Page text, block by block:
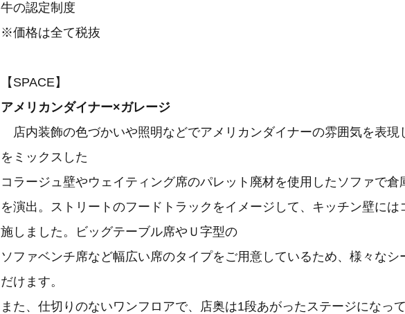
牛の認定制度
※価格は全て税抜
【SPACE】
アメリカンダイナー×ガレージ
店内装飾の色づかいや照明などでアメリカンダイナーの雰囲気を表現
をミックスした
コラージュ壁やウェイティング席のパレット廃材を使用したソファで倉
を演出。ストリートのフードトラックをイメージして、キッチン壁には
施しました。ビッグテーブル席やＵ字型の
ソファベンチ席など幅広い席のタイプをご用意しているため、様々なシ
だけます。
また、仕切りのないワンフロアで、店奥は1段あがったステージになっ